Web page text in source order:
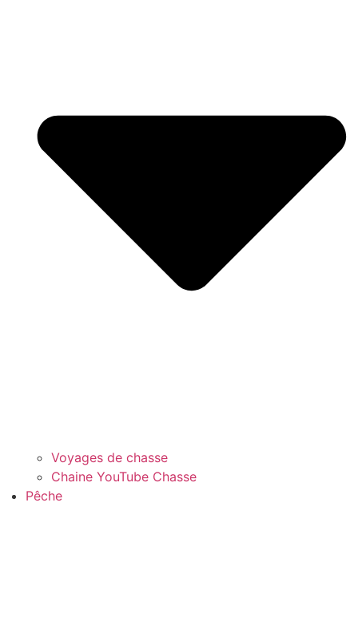
Voyages de chasse
Chaine YouTube Chasse
Pêche